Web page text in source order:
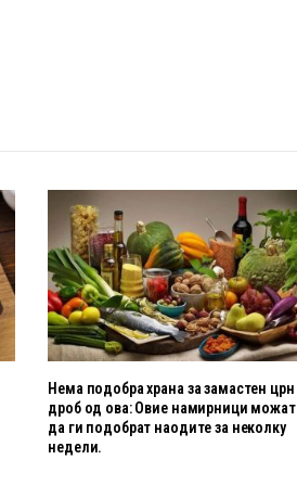
Нема подобра храна за замастен црн
дроб од ова: Овие намирници можат
да ги подобрат наодите за неколку
недели.